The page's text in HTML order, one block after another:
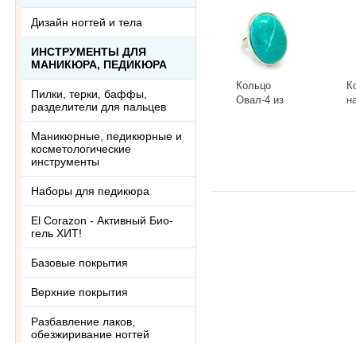
Кольцо
Овал-4 из
Дизайн ногтей и тела
ИНСТРУМЕНТЫ ДЛЯ
МАНИКЮРА, ПЕДИКЮРА
Пилки, терки, баффы,
разделители для пальцев
Маникюрные, педикюрные и
косметологические
инструменты
Наборы для педикюра
El Corazon - Активный Био-
гель ХИТ!
Базовые покрытия
Верхние покрытия
Разбавление лаков,
обезжиривание ногтей